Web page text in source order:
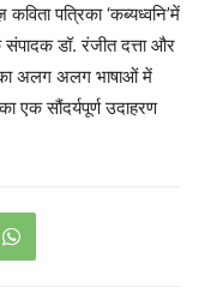
पत्रिका ‘कब्यध्वनि’में
संपादक डॉ. रंजीत दत्ता और
का अलग अलग भाषाओं में
एक सौंदर्यपूर्ण उदाहरण